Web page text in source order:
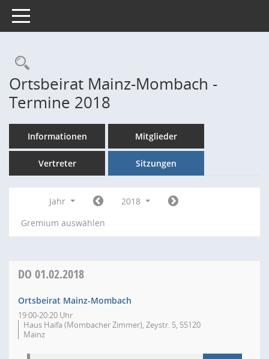
Toggle navigation
Rechercheauswahl
Ortsbeirat Mainz-Mombach -
Termine 2018
Informationen Mitglieder
Vertreter Sitzungen
Jahr
2018
Gremium auswählen
DO 01.02.2018
Ortsbeirat Mainz-Mombach
19:00-20:20 Uhr
Haus Haifa (Mombacher Zimmer), Zeystr. 5, 55120
Mainz